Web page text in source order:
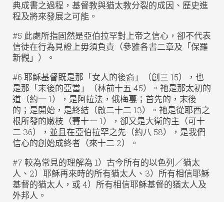
典成書之過程，基督教與猶太教分裂的成因、歷史進
程及將來發展之可能。
#5 此處所指固然是亞伯拉罕對上帝之信心，卻不代表
信徒在行為見證上毋須負責（參雅各書二章及「保羅
新觀」）。
#6 耶穌基督既是那「女人的後裔」（創三 15），也
是那「末後的亞當」（林前十五 45）。祂是那太初的
道（約一 1），是阿拉法，俄梅戛；首先的，末後
的；是開始，是終結（啟二十二 13）。祂是從耶西之
根所發的嫩枝（賽十一 1），卻又是大衛的主（可十
二 36），並且在亞伯拉罕之先（約八 58），是我們
信心的創始成終者（來十二 2）。
#7 較為常見的理解為 1）古今所有的以色列／猶太
人、2）耶穌再來時的所有猶太人、3）所有相信耶穌
基督的猶太人，或 4）所有相信耶穌基督的猶太人及
外邦人。